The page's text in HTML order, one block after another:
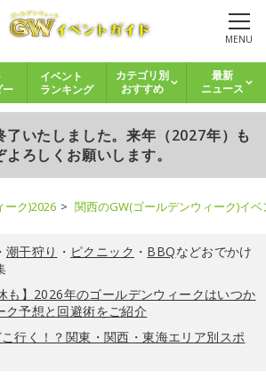
MENU
ー
イベント
ランキング
カテゴリ別
おすすめ
最新
ニュース
了いたしました。来年（2027年）も
よろしくお願いします。
ーク)2026 関西のGW(ゴールデンウィーク)イ
・ 潮干狩り ・ ピクニック ・ BBQなどおでかけ
も】2026年のゴールデンウィークはいつか
ク予想と回避術をご紹介
行く！？関東・関西・東海エリア別スポ